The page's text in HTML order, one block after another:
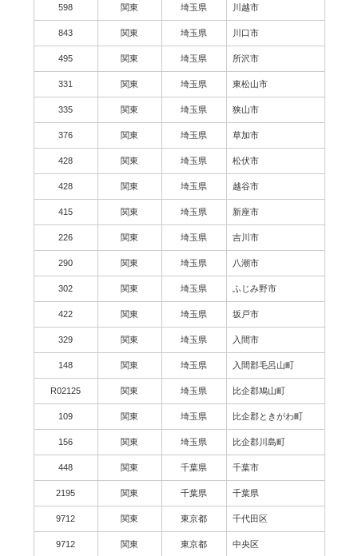
598 関東 埼玉県 川越市
843 関東 埼玉県 川口市
495 関東 埼玉県 所沢市
331 関東 埼玉県 東松山市
335 関東 埼玉県 狭山市
376 関東 埼玉県 草加市
428 関東 埼玉県 松伏市
428 関東 埼玉県 越谷市
415 関東 埼玉県 新座市
226 関東 埼玉県 吉川市
290 関東 埼玉県 八潮市
302 関東 埼玉県 ふじみ野市
422 関東 埼玉県 坂戸市
329 関東 埼玉県 入間市
148 関東 埼玉県 入間郡毛呂山町
R02125 関東 埼玉県 比企郡鳩山町
109 関東 埼玉県 比企郡ときがわ町
156 関東 埼玉県 比企郡川島町
448 関東 千葉県 千葉市
2195 関東 千葉県 千葉県
9712 関東 東京都 千代田区
9712 関東 東京都 中央区